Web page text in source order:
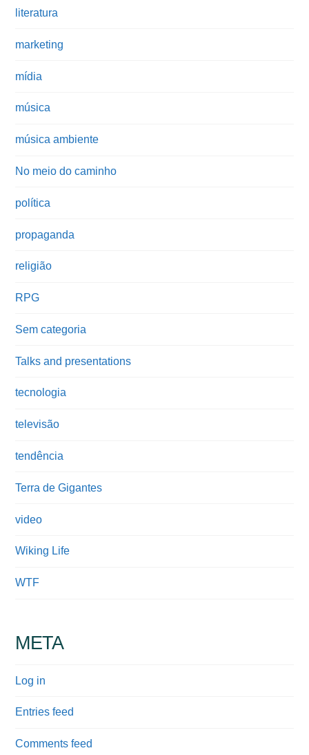
literatura
marketing
mídia
música
música ambiente
No meio do caminho
política
propaganda
religião
RPG
Sem categoria
Talks and presentations
tecnologia
televisão
tendência
Terra de Gigantes
video
Wiking Life
WTF
META
Log in
Entries feed
Comments feed